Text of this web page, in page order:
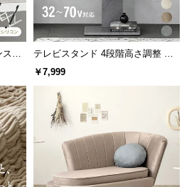
タ
テレビスタンド 4段階高さ調整 上
下左右角度調節 32~70V対応
￥7,999